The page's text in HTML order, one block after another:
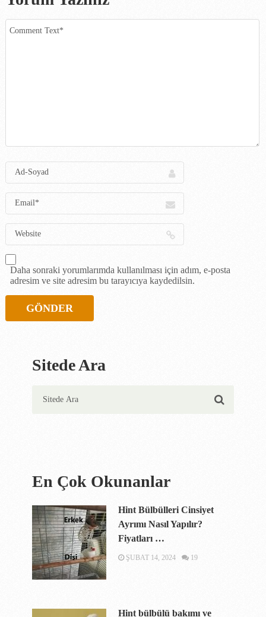
Daha sonraki yorumlarımda kullanılması için adım, e-posta
adresim ve site adresim bu tarayıcıya kaydedilsin.
Sitede Ara
En Çok Okunanlar
Hint Bülbülleri Cinsiyet
Ayrımı Nasıl Yapılır?
Fiyatları …
ŞUBAT 14, 2024 19
Hint bülbülü bakımı ve